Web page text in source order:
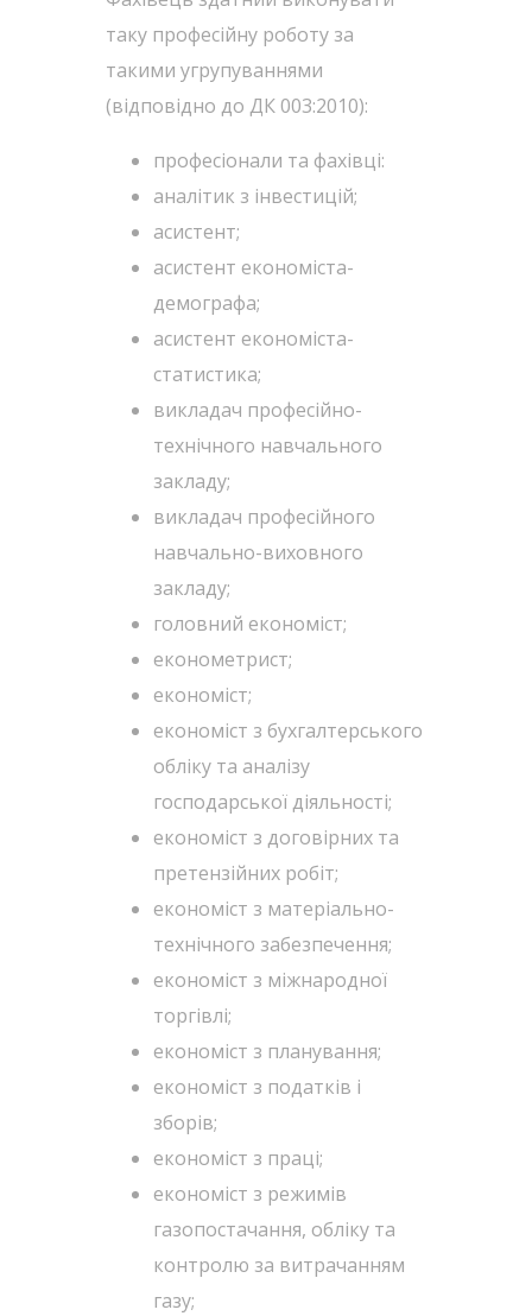
таку професійну роботу за
такими угрупуваннями
(відповідно до ДК 003:2010):
професіонали та фахівці:
аналітик з інвестицій;
асистент;
асистент економіста-
демографа;
асистент економіста-
статистика;
викладач професійно-
технічного навчального
закладу;
викладач професійного
навчально-виховного
закладу;
головний економіст;
економетрист;
економіст;
економіст з бухгалтерського
обліку та аналізу
господарської діяльності;
економіст з договірних та
претензійних робіт;
економіст з матеріально-
технічного забезпечення;
економіст з міжнародної
торгівлі;
економіст з планування;
економіст з податків і
зборів;
економіст з праці;
економіст з режимів
газопостачання, обліку та
контролю за витрачанням
газу;